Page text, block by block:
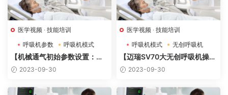
医学视频 · 技能培训
呼吸机参数
呼吸机模式
【机械通气初始参数设置：正
确的起点】
2023-09-30
医学视频 · 技能培训
呼吸机模式
无创呼吸机
【迈瑞SV70大无创呼吸机操作
视频】
2023-09-30